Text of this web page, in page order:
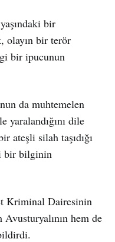
bir
olayın bir terör
bir ipucunun
da muhtemelen
yaralandığını dile
ateşli silah taşıdığı
bir bilginin
Kriminal Dairesinin
Avusturyalının hem de